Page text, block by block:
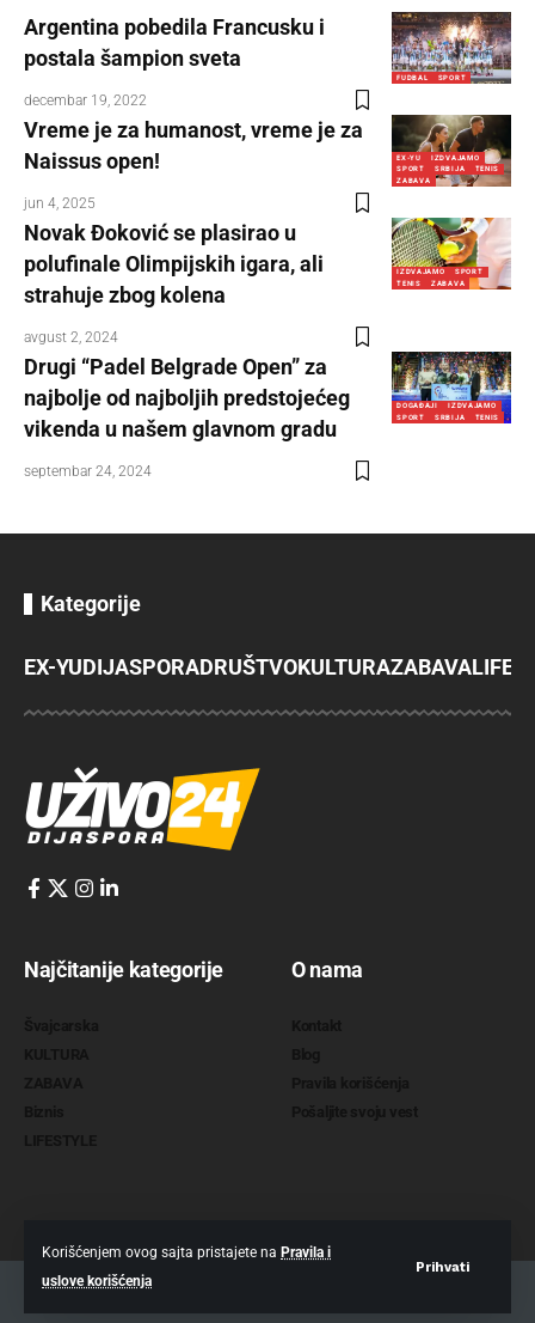
Korišćenjem ovog sajta pristajete na Pravila i
uslove korišćenja
Prihvati
FUDBAL SPORT
Argentina pobedila Francusku i
postala šampion sveta
decembar 19, 2022
EX-YU
IZDVAJAMO
SPORT
SRBIJA
TENIS
ZABAVA
Vreme je za humanost, vreme je za
Naissus open!
jun 4, 2025
IZDVAJAMO
SPORT
TENIS
ZABAVA
Novak Đoković se plasirao u
polufinale Olimpijskih igara, ali
strahuje zbog kolena
avgust 2, 2024
DOGAĐAJI
IZDVAJAMO
SPORT
SRBIJA TENIS
Drugi “Padel Belgrade Open” za
najbolje od najboljih predstojećeg
vikenda u našem glavnom gradu
septembar 24, 2024
Kategorije
EX-YUDIJASPORADRUŠTVOKULTURAZABAVA
Najčitanije kategorije O nama